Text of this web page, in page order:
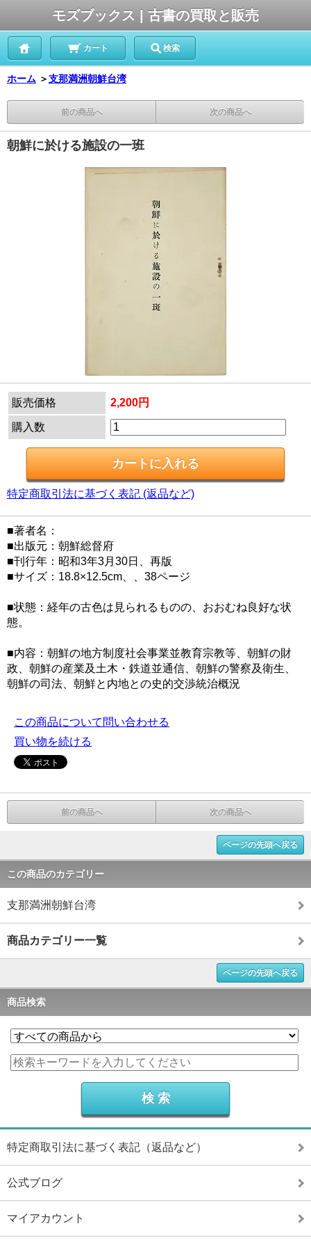
モズブックス | 古書の買取と販売
カート 検索
ホーム ＞支那満洲朝鮮台湾
前の商品へ 次の商品へ
朝鮮に於ける施設の一班
販売価格 2,200円
購入数
特定商取引法に基づく表記 (返品など)
■著者名：
■出版元：朝鮮総督府
■刊行年：昭和3年3月30日、再版
■サイズ：18.8×12.5cm、、38ページ
■状態：経年の古色は見られるものの、おおむね良好な状
態。
■内容：朝鮮の地方制度社会事業並教育宗教等、朝鮮の財
政、朝鮮の産業及土木・鉄道並通信、朝鮮の警察及衛生、
朝鮮の司法、朝鮮と内地との史的交渉統治概況
この商品について問い合わせる
買い物を続ける
前の商品へ 次の商品へ
ページの先頭へ戻る
この商品のカテゴリー
支那満洲朝鮮台湾
商品カテゴリー一覧
ページの先頭へ戻る
商品検索
特定商取引法に基づく表記（返品など）
公式ブログ
マイアカウント